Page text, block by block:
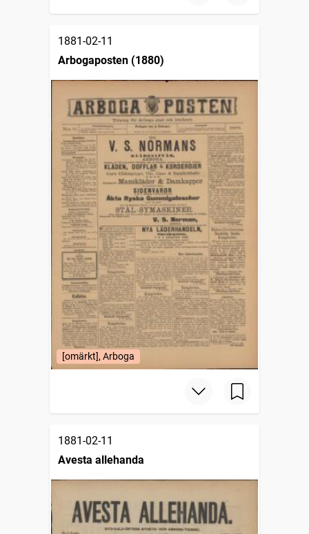
1881-02-11
Arbogaposten (1880)
[omärkt], Arboga
1881-02-11
Avesta allehanda